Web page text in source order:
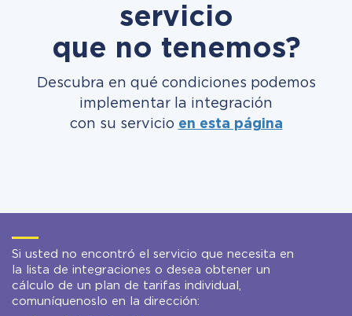
servicio
que no tenemos?
Descubra en qué condiciones podemos
implementar la integración
con su servicio en esta página
Si usted no encontró el servicio que necesita en
la lista de integraciones o desea obtener un
cálculo de un plan de tarifas individual,
comuníquenoslo en la dirección: